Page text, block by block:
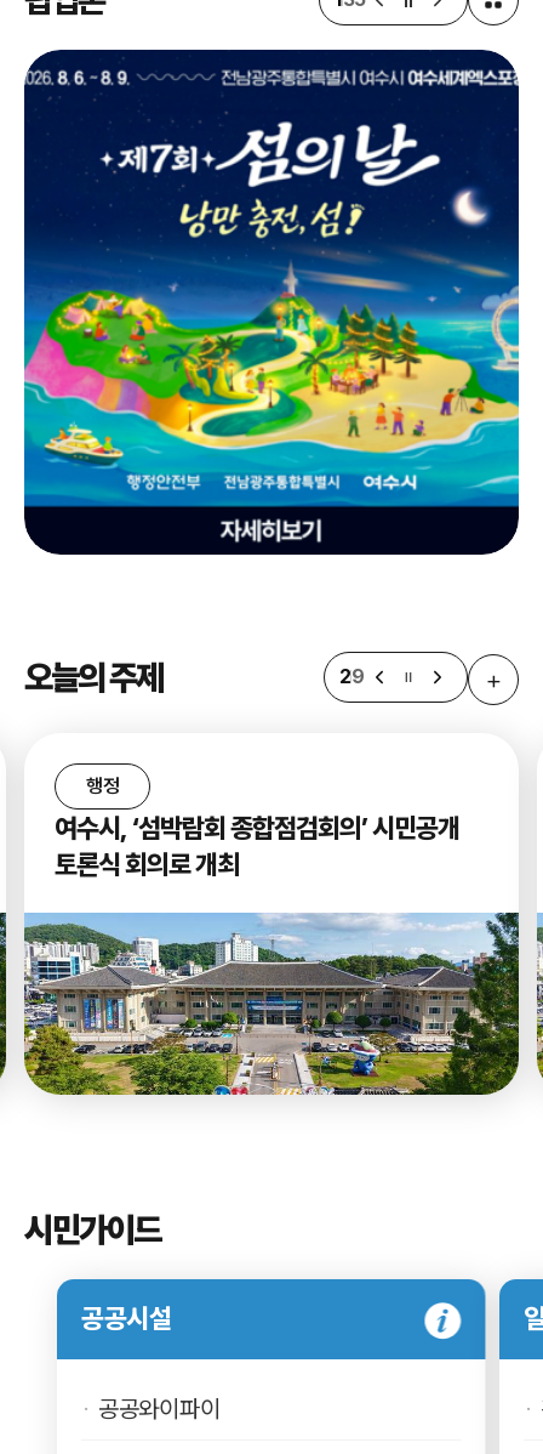
오늘의 주제 29 +
행정
여수시, ‘섬박람회 종합점검회의’ 시민공개
토론식 회의로 개최
시민가이드
공공시설
공공와이파이